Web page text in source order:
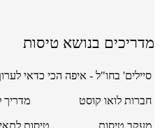
מדריכים בנושא טיסות
סיילים' בחו"ל - איפה הכי כדאי
חברות לואו קוסט מדריך